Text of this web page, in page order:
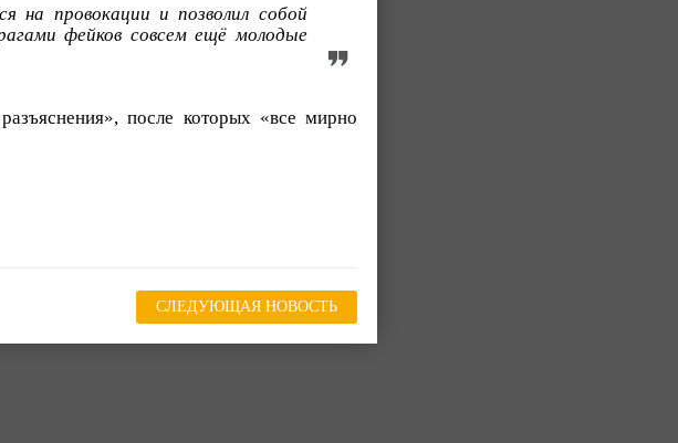
на провокации и позволил собой
фейков совсем ещё молодые
после которых «все мирно
СЛЕДУЮЩАЯ НОВОСТЬ